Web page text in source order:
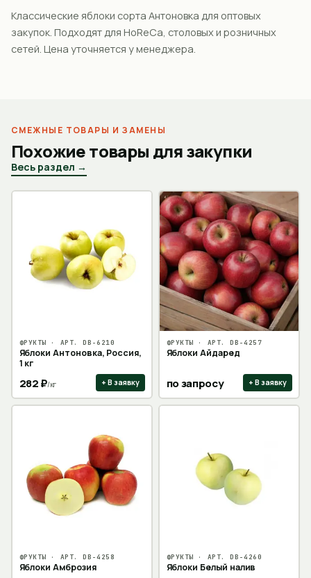
Классические яблоки сорта Антоновка для оптовых
закупок. Подходят для HoReCa, столовых и розничных
сетей. Цена уточняется у менеджера.
СМЕЖНЫЕ ТОВАРЫ И ЗАМЕНЫ
Похожие товары для закупки
Весь раздел →
ФРУКТЫ · АРТ.DB-6210
Яблоки Антоновка, Россия,
1 кг
282₽/кг + В заявку
ФРУКТЫ · АРТ.DB-4257
Яблоки Айдаред
по запросу + В заявку
ФРУКТЫ · АРТ.DB-4258
Яблоки Амброзия
ФРУКТЫ · АРТ.DB-4260
Яблоки Белый налив